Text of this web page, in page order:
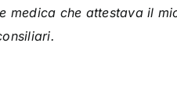
medica che attestava il